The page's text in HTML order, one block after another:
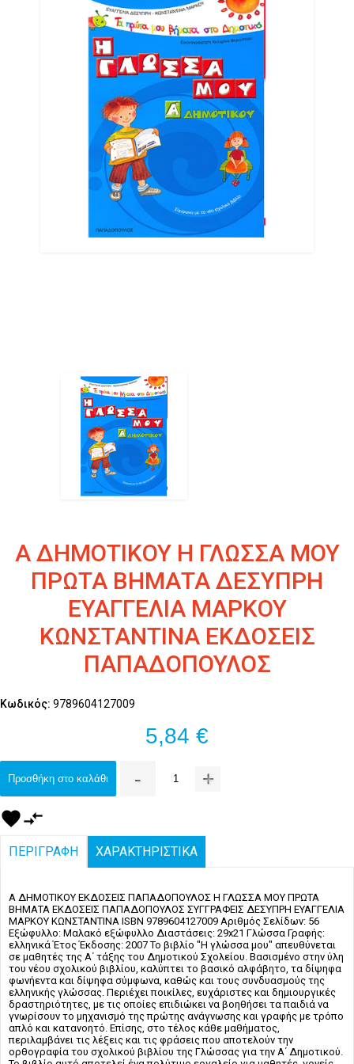
Α ΔΗΜΟΤΙΚΟΥ Η ΓΛΩΣΣΑ ΜΟΥ
ΠΡΩΤΑ ΒΗΜΑΤΑ ΔΕΣΥΠΡΗ
ΕΥΑΓΓΕΛΙΑ ΜΑΡΚΟΥ
ΚΩΝΣΤΑΝΤΙΝΑ ΕΚΔΟΣΕΙΣ
ΠΑΠΑΔΟΠΟΥΛΟΣ
Κωδικός: 9789604127009
5,84 €
Προσθήκη στο καλάθι - +
favoritecompare_arrows
ΠΕΡΙΓΡΑΦΗ ΧΑΡΑΚΤΗΡΙΣΤΙΚΑ
Α ΔΗΜΟΤΙΚΟΥ ΕΚΔΟΣΕΙΣ ΠΑΠΑΔΟΠΟΥΛΟΣ Η ΓΛΩΣΣΑ ΜΟΥ ΠΡΩΤΑ
ΒΗΜΑΤΑ ΕΚΔΟΣΕΙΣ ΠΑΠΑΔΟΠΟΥΛΟΣ ΣΥΓΓΡΑΦΕΙΣ ΔΕΣΥΠΡΗ ΕΥΑΓΓΕΛΙΑ
ΜΑΡΚΟΥ ΚΩΝΣΤΑΝΤΙΝΑ ISBN 9789604127009 Αριθμός Σελίδων: 56
Εξώφυλλο: Μαλακό εξώφυλλο Διαστάσεις: 29x21 Γλώσσα Γραφής:
ελληνικά Έτος Έκδοσης: 2007 Το βιβλίο "Η γλώσσα μου" απευθύνεται
σε μαθητές της Α΄ τάξης του Δημοτικού Σχολείου. Βασισμένο στην ύλη
του νέου σχολικού βιβλίου, καλύπτει το βασικό αλφάβητο, τα δίψηφα
φωνήεντα και δίψηφα σύμφωνα, καθώς και τους συνδυασμούς της
ελληνικής γλώσσας. Περιέχει ποικίλες, ευχάριστες και δημιουργικές
δραστηριότητες, με τις οποίες επιδιώκει να βοηθήσει τα παιδιά να
γνωρίσουν το μηχανισμό της πρώτης ανάγνωσης και γραφής με τρόπο
απλό και κατανοητό. Επίσης, στο τέλος κάθε μαθήματος,
περιλαμβάνει τις λέξεις και τις φράσεις που αποτελούν την
ορθογραφία του σχολικού βιβλίου της Γλώσσας για την Α΄ Δημοτικού.